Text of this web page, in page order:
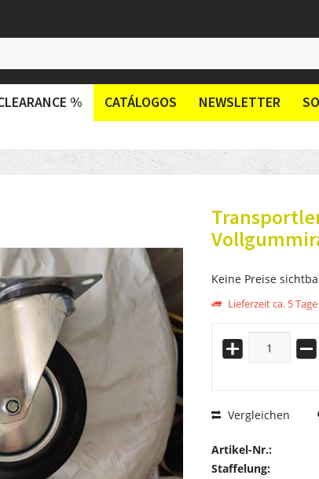
% CATÁLOGOS NEWSLETTER
Keine Preise
Lieferzeit ca. 5 Tage
Vergleichen
Artikel-Nr.:
Staffelung: